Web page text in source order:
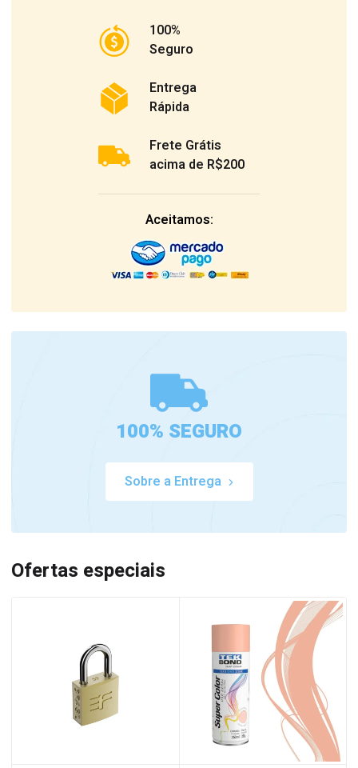
100%
Seguro
Entrega
Rápida
Frete Grátis
acima de R$200
Aceitamos:
100% SEGURO
Sobre a Entrega
Ofertas especiais